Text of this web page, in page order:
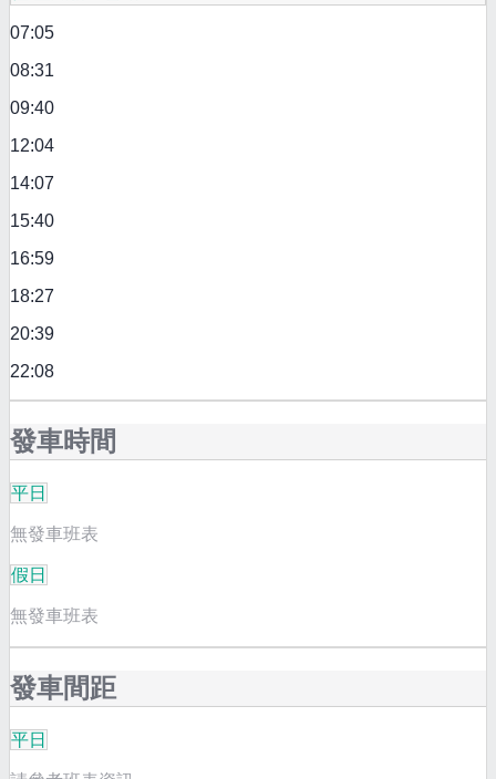
07:05
08:31
09:40
12:04
14:07
15:40
16:59
18:27
20:39
22:08
發車時間
平日
無發車班表
假日
無發車班表
發車間距
平日